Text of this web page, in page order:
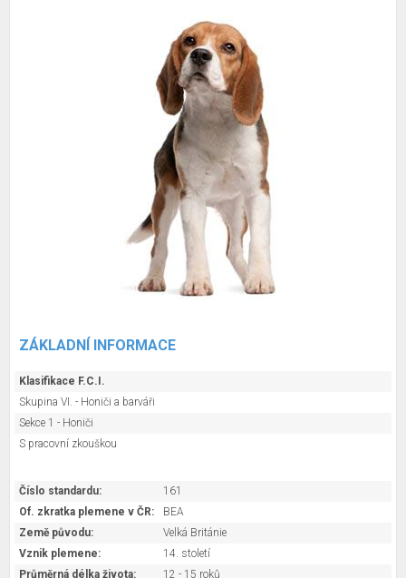
ZÁKLADNÍ INFORMACE
Klasifikace F.C.I.
Skupina VI. - Honiči a barváři
Sekce 1 - Honiči
S pracovní zkouškou
Číslo standardu:
161
Of. zkratka plemene v ČR:
BEA
Země původu:
Velká Británie
Vznik plemene:
14. století
Průměrná délka života:
12 - 15 roků